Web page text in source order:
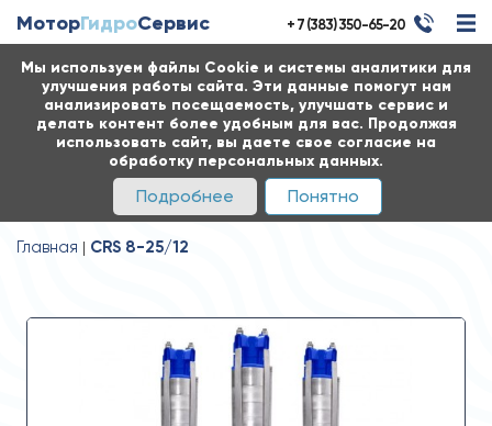
Мы используем файлы Cookie и системы аналитики для
улучшения работы сайта. Эти данные помогут нам
анализировать посещаемость, улучшать сервис и
делать контент более удобным для вас. Продолжая
использовать сайт, вы даете свое согласие на
обработку персональных данных.
Подробнее Понятно
МоторГидроСервис + 7 (383) 350-65-20
Главная CRS 8-25/12